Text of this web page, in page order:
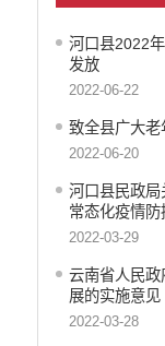
统计信息
公共文化服务
食品药品监管
产品质量
社会救助
涉农补贴
应急预案
安全生产
河口县2022
发放
2022-06-22
致全县广大
2022-06-20
河口县民政
常态化疫情
2022-03-29
云南省人民
展的实施意见
2022-03-28